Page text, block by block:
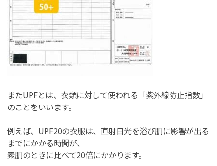
またUPFとは、衣類に対して使われる「紫外線防止指数」
のことをいいます。
例えば、UPF20の衣服は、直射日光を浴び肌に影響が出る
までにかかる時間が、
素肌のときに比べて20倍にかかります。